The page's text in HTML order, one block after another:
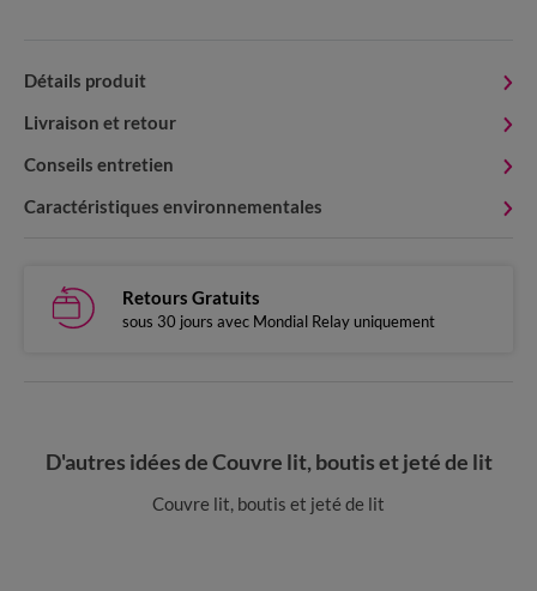
Détails produit
Livraison et retour
Conseils entretien
Caractéristiques environnementales
Retours Gratuits
sous 30 jours avec Mondial Relay uniquement
D'autres idées de Couvre lit, boutis et jeté de lit
Couvre lit, boutis et jeté de lit